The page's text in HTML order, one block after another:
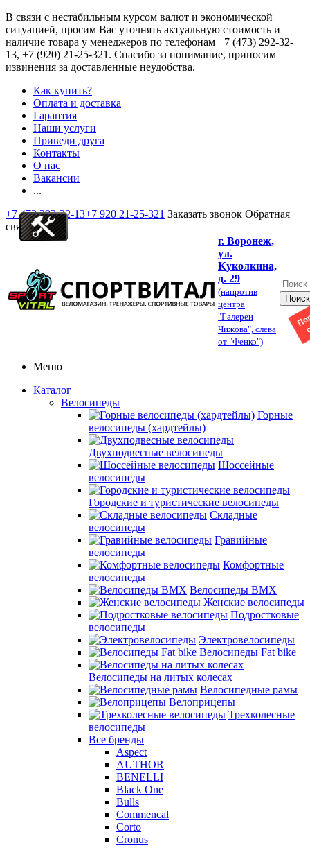
В связи с нестабильным курсом валют и экономической
ситуацией, просим Вас уточнять актуальную стоимость и
наличие товара у менеджеров по телефонам +7 (473) 292-32-
13, +7 (920) 21-25-321 . Спасибо за понимание, приносим
извинения за доставленные неудобства.
Как купить?
Оплата и доставка
Гарантия
Наши услуги
Приведи друга
Контакты
О нас
Вакансии
...
+7 473 292-32-13+7 920 21-25-321 Заказать звонок Обратная
связь
г. Воронеж,
ул.
Куколкина,
д. 29
(напротив
центра
"Галереи
Чижова", слева
от "Фенко")
Меню
Каталог
Велосипеды
Горные
велосипеды (хардтейлы)
Двухподвесные велосипеды
Шоссейные
велосипеды
Городские и туристические велосипеды
Складные
велосипеды
Гравийные
велосипеды
Комфортные
велосипеды
Велосипеды BMX
Женские велосипеды
Подростковые
велосипеды
Электровелосипеды
Велосипеды Fat bike
Велосипеды на литых колесах
Велосипедные рамы
Велоприцепы
Трехколесные
велосипеды
Все бренды
Aspect
AUTHOR
BENELLI
Black One
Bulls
Commencal
Corto
Cronus